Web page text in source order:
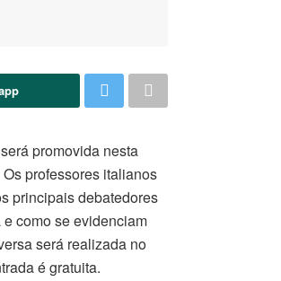
promovida nesta
professores italianos
principais debatedores
como se evidenciam
será realizada no
é gratuita.